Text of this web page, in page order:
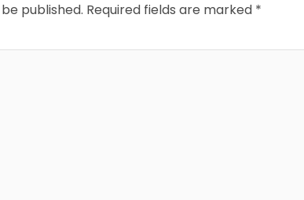
published. Required fields are marked *